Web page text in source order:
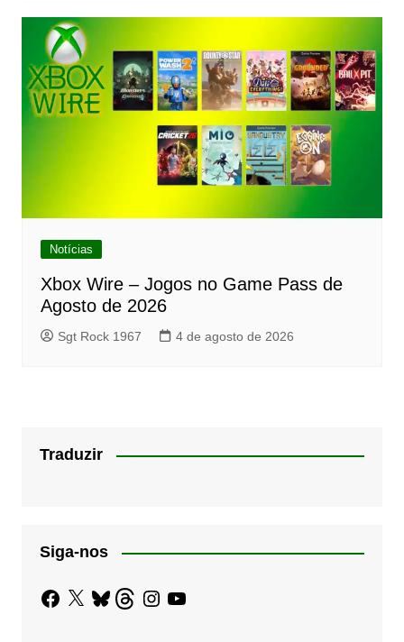
Notícias
Xbox Wire – Jogos no Game Pass de
Agosto de 2026
Sgt Rock 1967 4 de agosto de 2026
Traduzir
Siga-nos
Facebook
X BlueskyThreadsInstagram
YouTube